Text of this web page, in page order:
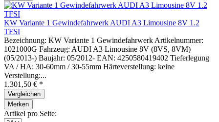
KW Variante 1 Gewindefahrwerk AUDI A3 Limousine 8V 1.2
TFSI
Bezeichnung: KW Variante 1 Gewindefahrwerk Artikelnummer:
1021000G Fahrzeug: AUDI A3 Limousine 8V (8VS, 8VM)
(05/2013-) Baujahr: 05/2012- EAN: 4250580419402 Tieferlegung
VA / HA: 30-60mm / 30-55mm Härteverstellung: keine
Verstellung:...
1.301,50 € *
Vergleichen
Merken
Artikel pro Seite: